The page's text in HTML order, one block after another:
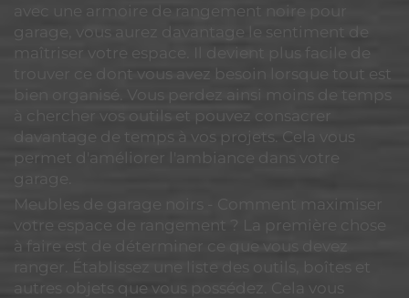
avec une armoire de rangement noire pour
garage, vous aurez davantage le sentiment de
maîtriser votre espace. Il devient plus facile de
trouver ce dont vous avez besoin lorsque tout est
bien organisé. Vous perdez ainsi moins de temps
à chercher vos outils et pouvez consacrer
davantage de temps à vos projets. Cela vous
permet d'améliorer l'ambiance dans votre
garage.
Meubles de garage noirs - Comment maximiser
votre espace de rangement ? La première chose
à faire est de déterminer ce que vous devez
ranger. Établissez une liste des outils, boîtes et
autres objets que vous possédez. Cela vous